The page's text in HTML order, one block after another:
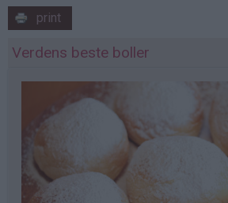
print
Verdens beste boller